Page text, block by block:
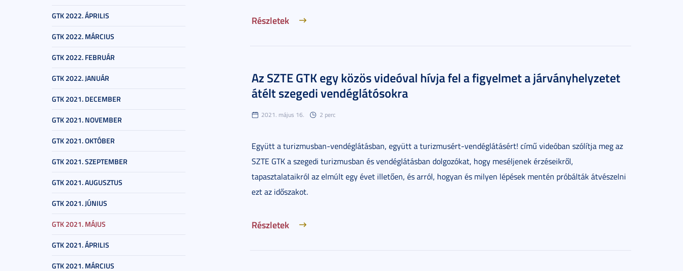
GTK 2022. ÁPRILIS
GTK 2022. MÁRCIUS
GTK 2022. FEBRUÁR
GTK 2022. JANUÁR
GTK 2021. DECEMBER
GTK 2021. NOVEMBER
GTK 2021. OKTÓBER
GTK 2021. SZEPTEMBER
GTK 2021. AUGUSZTUS
GTK 2021. JÚNIUS
GTK 2021. MÁJUS
GTK 2021. ÁPRILIS
GTK 2021. MÁRCIUS
Részletek
Az SZTE GTK egy közös videóval hívja fel a figyelmet a járványhelyzetet
átélt szegedi vendéglátósokra
2021. május 16. 2 perc
Együtt a turizmusban-vendéglátásban, együtt a turizmusért-vendéglátásért! című videóban szólítja meg az
SZTE GTK a szegedi turizmusban és vendéglátásban dolgozókat, hogy meséljenek érzéseikről,
tapasztalataikról az elmúlt egy évet illetően, és arról, hogyan és milyen lépések mentén próbálták átvészelni
ezt az időszakot.
Részletek